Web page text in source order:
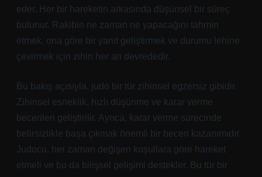
eder. Her bir hareketin arkasında düşünsel bir süreç
bulunur. Rakibin ne zaman ne yapacağını tahmin
etmek, ona göre bir yanıt geliştirmek ve durumu lehine
çevirmek için zihin her an devrededir.
Bu bakış açısıyla, judo bir tür zihinsel egzersiz gibidir.
Zihinsel esneklik, hızlı düşünme ve karar verme
becerileri geliştirilir. Ayrıca, karar verme sürecinde
belirsizlikle başa çıkmak önemli bir beceri kazanımıdır.
Judocu, her zaman değişen koşullara göre hareket
etmeli ve bu da bilişsel gelişimi destekler. Bu tür bir